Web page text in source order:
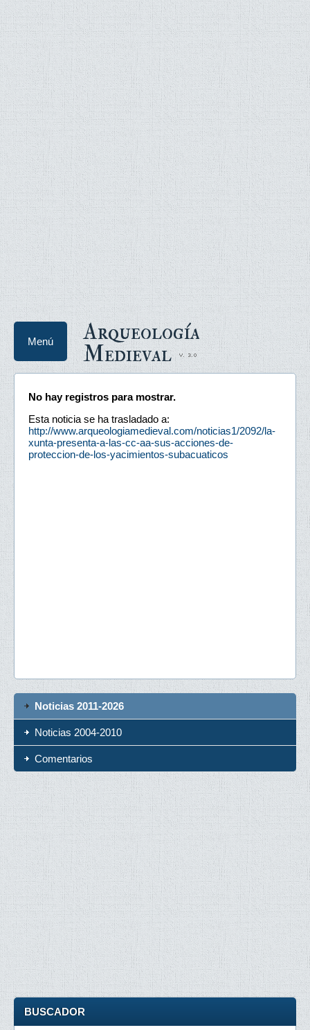
Arqueología
Medieval
Menú
No hay registros para mostrar.
Esta noticia se ha trasladado a:
http://www.arqueologiamedieval.com/noticias1/2092/la-
xunta-presenta-a-las-cc-aa-sus-acciones-de-
proteccion-de-los-yacimientos-subacuaticos
Noticias 2011-2026
Noticias 2004-2010
Comentarios
BUSCADOR